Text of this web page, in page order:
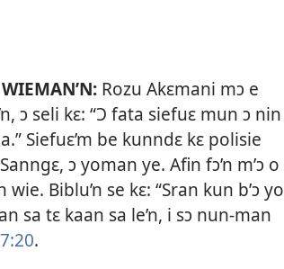
Rozu Akɛmani mɔ e
ɔ seli kɛ: “Ɔ fata siefuɛ mun ɔ nin
Siefuɛ’m be kunndɛ kɛ polisie
ɔ yoman ye. Afin fɔ’n m’ɔ o
Biblu’n se kɛ: “Sran kun b’ɔ yo
sa tɛ kaan sa le’n, i sɔ nun-man
.